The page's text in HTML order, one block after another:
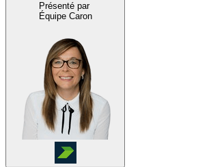
Présenté par
Équipe Caron